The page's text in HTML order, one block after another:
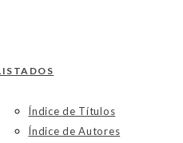
Índice de Títulos
Índice de Autores